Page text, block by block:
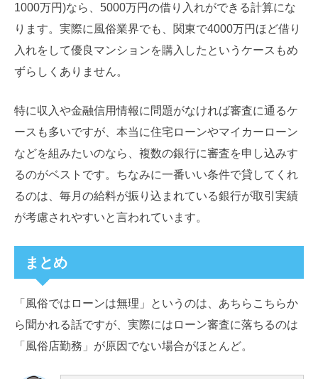
1000万円)なら、5000万円の借り入れができる計算にな
ります。実際に風俗業界でも、関東で4000万円ほど借り
入れをして優良マンションを購入したというケースもめ
ずらしくありません。
特に収入や金融信用情報に問題がなければ審査に通るケ
ースも多いですが、本当に住宅ローンやマイカーローン
などを組みたいのなら、複数の銀行に審査を申し込みす
るのがベストです。ちなみに一番いい条件で貸してくれ
るのは、毎月の給料が振り込まれている銀行が取引実績
が考慮されやすいと言われています。
まとめ
「風俗ではローンは無理」というのは、あちらこちらか
ら聞かれる話ですが、実際にはローン審査に落ちるのは
「風俗店勤務」が原因でない場合がほとんど。